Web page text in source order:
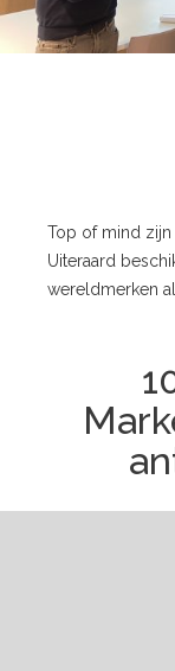
Top of mind zijn
Uiteraard
wereldmerken